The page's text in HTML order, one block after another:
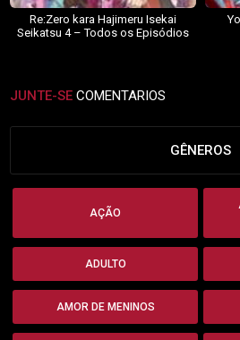
Re:Zero kara Hajimeru Isekai
Seikatsu 4 – Todos os Episódios
JUNTE-SE COMENTARIOS
GÊNEROS
AÇÃO
ADULTO
AMOR DE MENINOS